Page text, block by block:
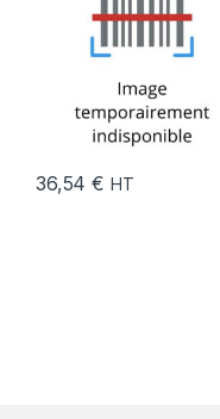
36,54€ HT